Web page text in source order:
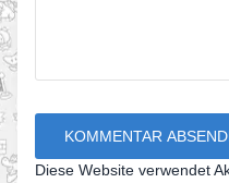
Diese Website verwendet